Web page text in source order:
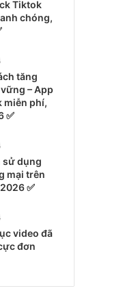
Tiktok
chóng,
tăng
– App
miễn phí,
✅
sử dụng
mại trên
✅
video đã
đơn